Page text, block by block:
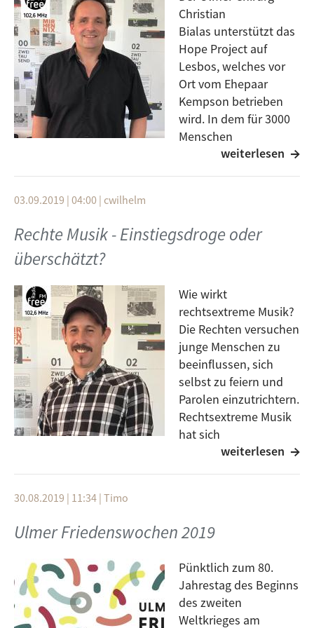
Redakteur Timo Freudenreich gesprochen.
Mehr zu Dr. Wolfram Wette :Wikipedia
Mehr zu Programm der Ulmer Friedenswochen unter :
friedenswochen-ulm.de
Christian
Bialas unterstützt das
Hope Project auf
Lesbos, welches vor
Ort vom Ehepaar
Kempson betrieben
wird. In dem für 3000
Menschen
ausgelegten Lager auf
Fäkalien und spottet jeder Beschreibung. Christian
Bialas informiert über die unfassbare Situation im
Lager Moria, einem der Hotspots vor der türkischen
Küste, und schildert die Hilfsaktionen des Hope
Moderator: Friedrich Hog
weiterlesen
03.09.2019 | 04:00 | cwilhelm
Rechte Musik - Einstiegsdroge oder
überschätzt?
Wie wirkt
rechtsextreme Musik?
Die Rechten versuchen
junge Menschen zu
beeinflussen, sich
selbst zu feiern und
Parolen einzutrichtern.
Rechtsextreme Musik
hat sich
weiterentwickelt: Es
Texte, sondern auch Balladen und Lieder, Rap und
RechtsRock. Für Jugendliche sind die propagierten
Inhalte nicht immer sofort erkennbar. Information
und Aufklärung bieten Schutz vor Einflussnahme und
Manipulation.
Gast: Cord Dette
weiterlesen
30.08.2019 | 11:34 | Timo
Ulmer Friedenswochen 2019
Pünktlich zum 80.
Jahrestag des Beginns
des zweiten
Weltkrieges am